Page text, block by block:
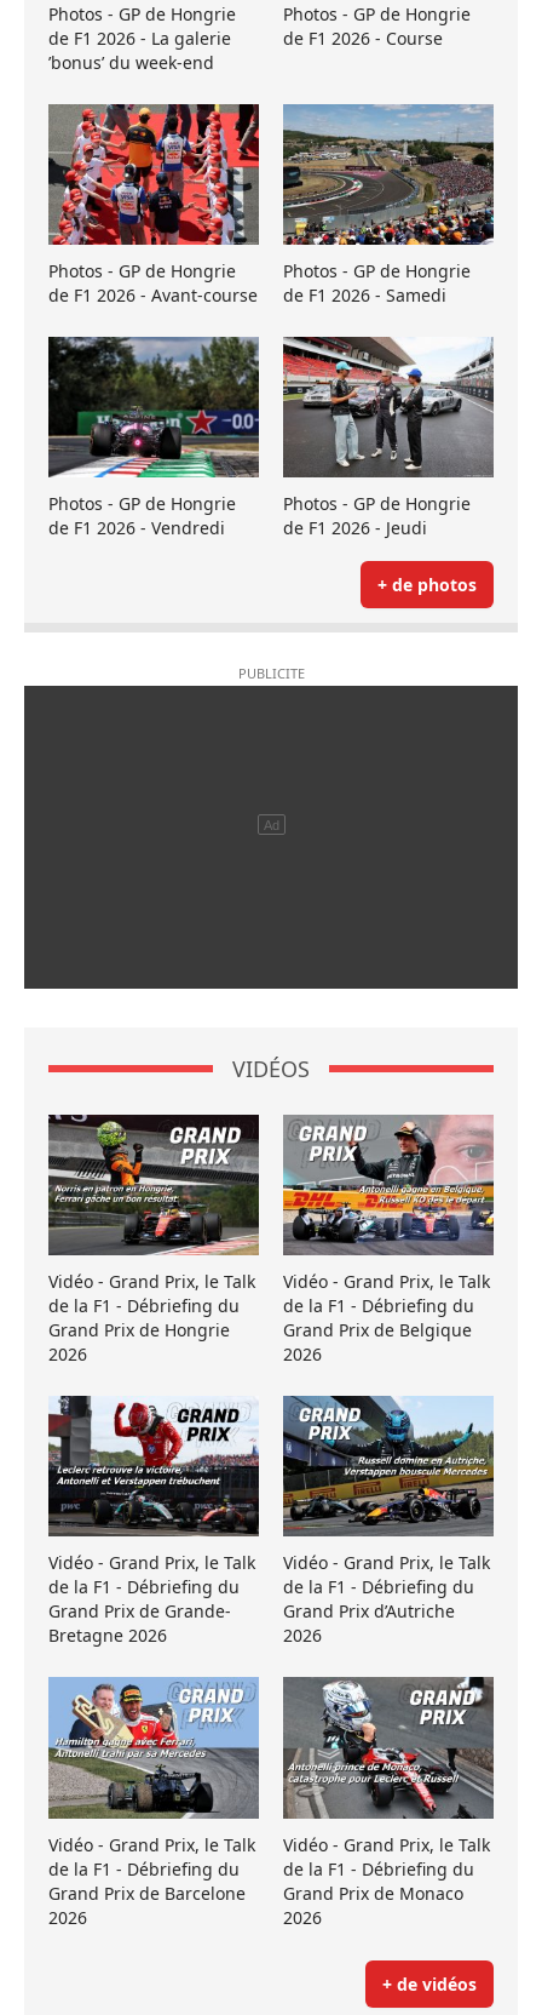
Photos - GP de Hongrie
de F1 2026 - La galerie
’bonus’ du week-end
Photos - GP de Hongrie
de F1 2026 - Course
Photos - GP de Hongrie
de F1 2026 - Avant-course
Photos - GP de Hongrie
de F1 2026 - Samedi
Photos - GP de Hongrie
de F1 2026 - Vendredi
Photos - GP de Hongrie
de F1 2026 - Jeudi
+ de photos
VIDÉOS
Vidéo - Grand Prix, le Talk
de la F1 - Débriefing du
Grand Prix de Hongrie
2026
Vidéo - Grand Prix, le Talk
de la F1 - Débriefing du
Grand Prix de Belgique
2026
Vidéo - Grand Prix, le Talk
de la F1 - Débriefing du
Grand Prix de Grande-
Bretagne 2026
Vidéo - Grand Prix, le Talk
de la F1 - Débriefing du
Grand Prix d’Autriche
2026
Vidéo - Grand Prix, le Talk
de la F1 - Débriefing du
Grand Prix de Barcelone
2026
Vidéo - Grand Prix, le Talk
de la F1 - Débriefing du
Grand Prix de Monaco
2026
+ de vidéos